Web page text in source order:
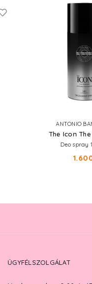
ANTONIO
The Icon
Deo spray
ÜGYFÉLSZOLGÁLAT